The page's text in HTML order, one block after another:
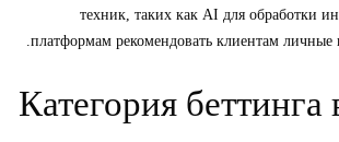
техник, таких как AI для обработки
платформам рекомендовать клиентам личные
Категория беттинга